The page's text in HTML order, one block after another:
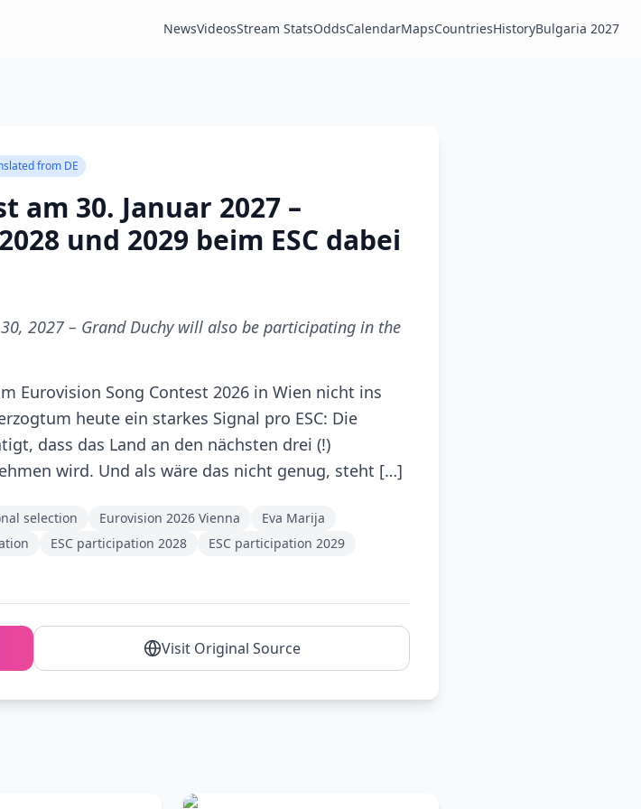
NewsVideosStream StatsOddsCalendarMapsCountriesHistoryBulgaria 2027
from DE
am 30. Januar 2027 –
und 2029 beim ESC dabei
2027 – Grand Duchy will also be participating in the
Eurovision Song Contest 2026 in Wien nicht ins
heute ein starkes Signal pro ESC: Die
dass das Land an den nächsten drei (!)
wird. Und als wäre das nicht genug, steht […]
selection Eurovision 2026 Vienna
Eva Marija
ESC participation 2028
ESC participation 2029
Visit Original Source